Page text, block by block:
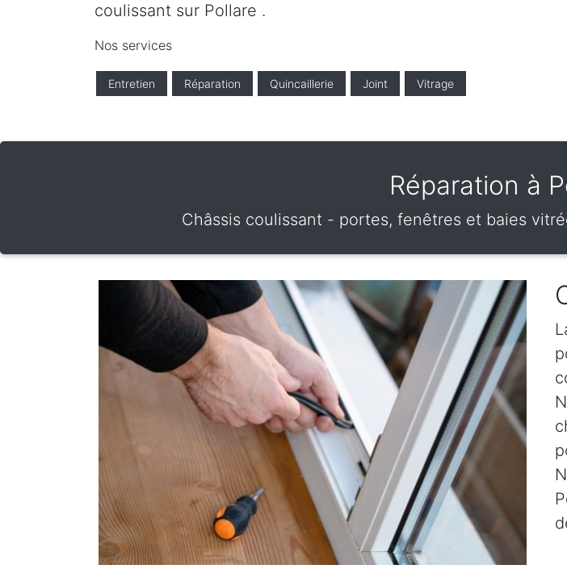
coulissant sur Pollare .
Nos services
Entretien Réparation Quincaillerie Joint Vitrage
Réparation à
Châssis coulissant - portes, fenêtres et baies